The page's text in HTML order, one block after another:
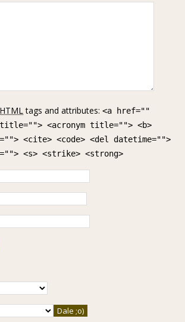
HTMLtags and attributes: <a href=""
<acronym title=""> <b>
<cite> <code> <del datetime="">
<s> <strike> <strong>